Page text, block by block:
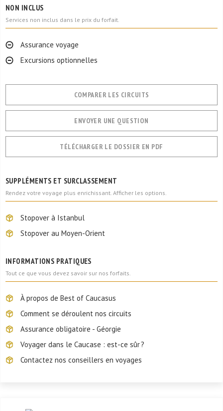
NON INCLUS
Services non inclus dans le prix du forfait.
Assurance voyage
Excursions optionnelles
COMPARER LES CIRCUITS
ENVOYER UNE QUESTION
TÉLÉCHARGER LE DOSSIER EN PDF
SUPPLÉMENTS ET SURCLASSEMENT
Rendez votre voyage plus enrichissant. Afficher les options.
Stopover à Istanbul
Stopover au Moyen-Orient
INFORMATIONS PRATIQUES
Tout ce que vous devez savoir sur nos forfaits.
À propos de Best of Caucasus
Comment se déroulent nos circuits
Assurance obligatoire - Géorgie
Voyager dans le Caucase : est-ce sûr ?
Contactez nos conseillers en voyages